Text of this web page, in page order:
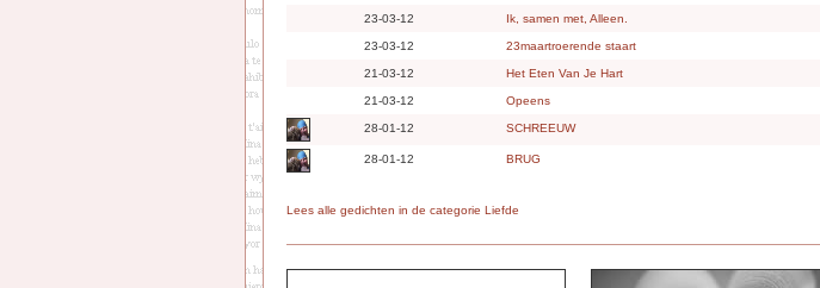
23-03-12 Ik, samen met, Alleen.
23-03-12 23maartroerende staart
21-03-12 Het Eten Van Je Hart
21-03-12 Opeens
28-01-12 SCHREEUW
28-01-12 BRUG
Lees alle gedichten in de categorie Liefde